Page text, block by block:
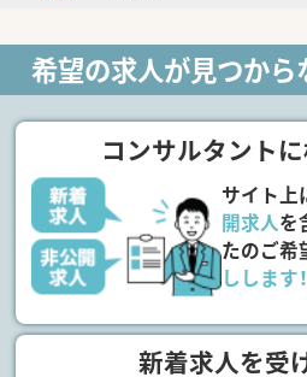
希望の求人が見つか
コンサルタント
サイト上
開求人を
たのご希
しします！
新着求人を受